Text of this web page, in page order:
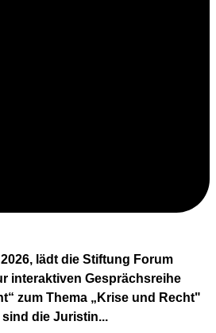
lädt die Stiftung Forum
interaktiven Gesprächsreihe
zum Thema „Krise und Recht"
die Juristin...